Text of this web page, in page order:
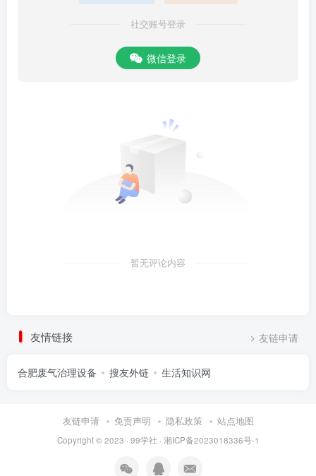
社交账号登录
微信登录
暂无评论内容
友情链接 友链申请
合肥废气治理设备 搜友外链 生活知识网
友链申请 免责声明 隐私政策 站点地图
Copyright © 2023 · 99学社 · 湘ICP备2023018336号-1